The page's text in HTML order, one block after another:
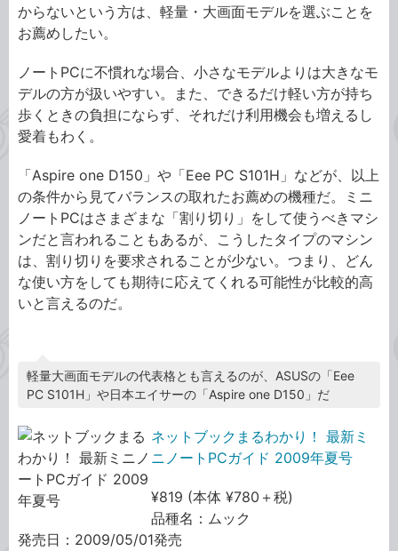
からないという方は、軽量・大画面モデルを選ぶことを
お薦めしたい。
ノートPCに不慣れな場合、小さなモデルよりは大きなモ
デルの方が扱いやすい。また、できるだけ軽い方が持ち
歩くときの負担にならず、それだけ利用機会も増えるし
愛着もわく。
「Aspire one D150」や「Eee PC S101H」などが、以上
の条件から見てバランスの取れたお薦めの機種だ。ミニ
ノートPCはさまざまな「割り切り」をして使うべきマシ
ンだと言われることもあるが、こうしたタイプのマシン
は、割り切りを要求されることが少ない。つまり、どん
な使い方をしても期待に応えてくれる可能性が比較的高
いと言えるのだ。
軽量大画面モデルの代表格とも言えるのが、ASUSの「Eee
PC S101H」や日本エイサーの「Aspire one D150」だ
ネットブックまるわかり！ 最新ミ
ニノートPCガイド 2009年夏号
¥819 (本体 ¥780＋税)
品種名：ムック
発売日：2009/05/01発売